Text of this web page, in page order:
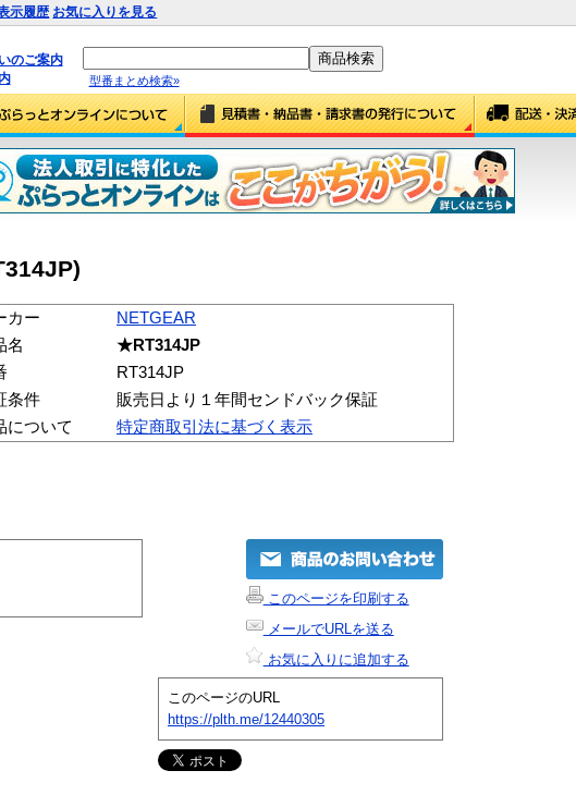
示履歴 お気に入りを見る
のご案内
型番まとめ検索»
カー
NETGEAR
名
★RT314JP
RT314JP
条件
販売日より１年間センドバック保証
について
特定商取引法に基づく表示
このページを印刷する
メールでURLを送る
お気に入りに追加する
このページのURL
https://plth.me/12440305